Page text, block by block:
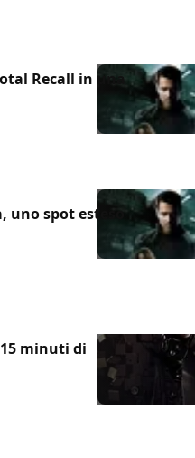
Recall in una
uno spot esteso
minuti di